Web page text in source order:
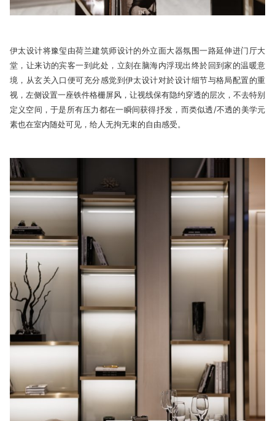
伊太设计将豫玺由荷兰建筑师设计的外立面大器氛围一路延伸进门厅大
堂，让来访的宾客一到此处，立刻在脑海内浮现出终於回到家的温暖意
境，从玄关入口便可充分感觉到伊太设计对於设计细节与格局配置的重
视，左侧设置一座铁件格栅屏风，让视线保有隐约穿透的层次，不去特别
定义空间，于是所有压力都在一瞬间获得抒发，而类似透/不透的美学元
素也在室内随处可见，给人无拘无束的自由感受。